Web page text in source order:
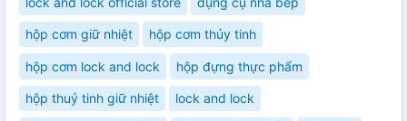
hộp cơm giữ nhiệt hộp cơm thủy tinh
hộp cơm lock and lock hộp đựng thực phẩm
hộp thuỷ tinh giữ nhiệt lock and lock